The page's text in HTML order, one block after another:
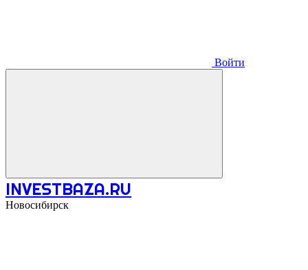
Войти
INVESTBAZA.RU
Новосибирск